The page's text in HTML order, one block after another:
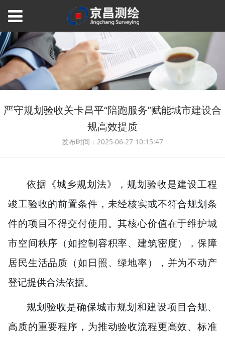
严守规划验收关卡昌平“陪跑服务”赋能城市建设合
规高效提质
发布时间：2025-06-27 10:15:47
依据《城乡规划法》，规划验收是建设工程
竣工验收的前置条件，未经核实或不符合规划条
件的项目不得交付使用。其核心价值在于维护城
市空间秩序（如控制容积率、建筑密度），保障
居民生活品质（如日照、绿地率），并为不动产
登记提供合法依据。
规划验收是确保城市规划和建设项目合规、
高质的重要程序 ，为推动验收流程更高效、标准